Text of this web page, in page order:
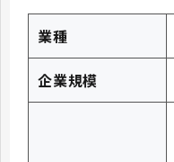
業種
企業規模